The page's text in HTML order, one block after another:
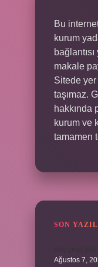
Bu
kurum
makale
Sitede
taşımaz.
hakkında
kurum ve
tamamen
SON
Ağustos 7,